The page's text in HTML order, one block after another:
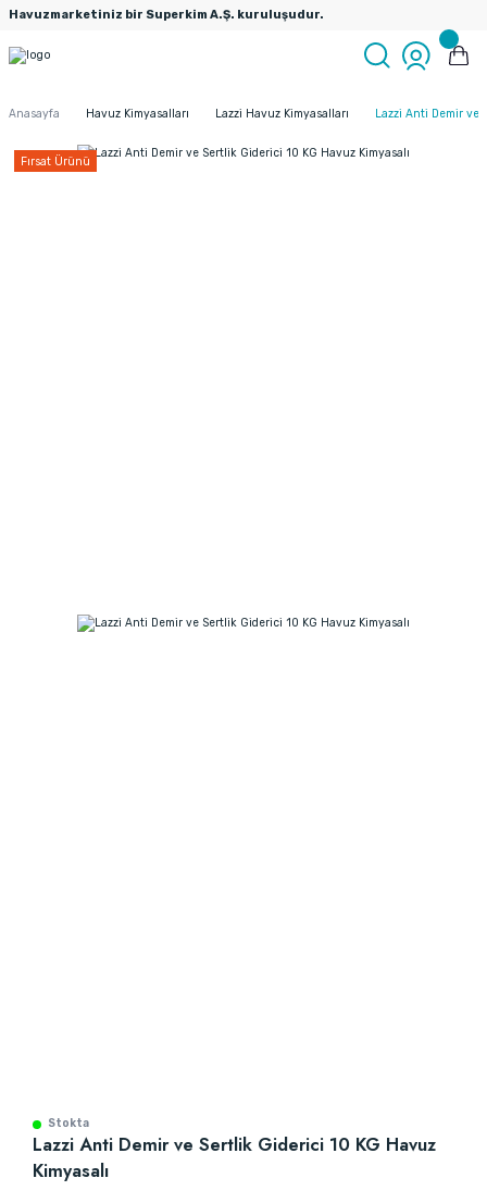
Havuzmarketiniz bir Superkim A.Ş. kuruluşudur.
Anasayfa Havuz Kimyasalları Lazzi Havuz Kimyasalları Lazzi Anti Demir ve
Fırsat Ürünü
Stokta
Lazzi Anti Demir ve Sertlik Giderici 10 KG Havuz
Kimyasalı